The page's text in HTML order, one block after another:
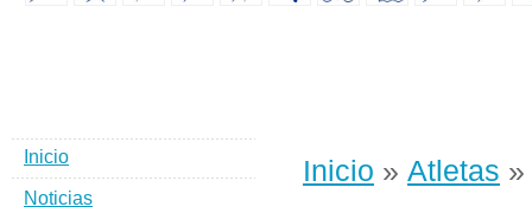
Inicio » Atletas »
Inicio
Noticias